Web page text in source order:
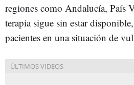
regiones como Andalucía, País
terapia sigue sin estar
pacientes en una situación de